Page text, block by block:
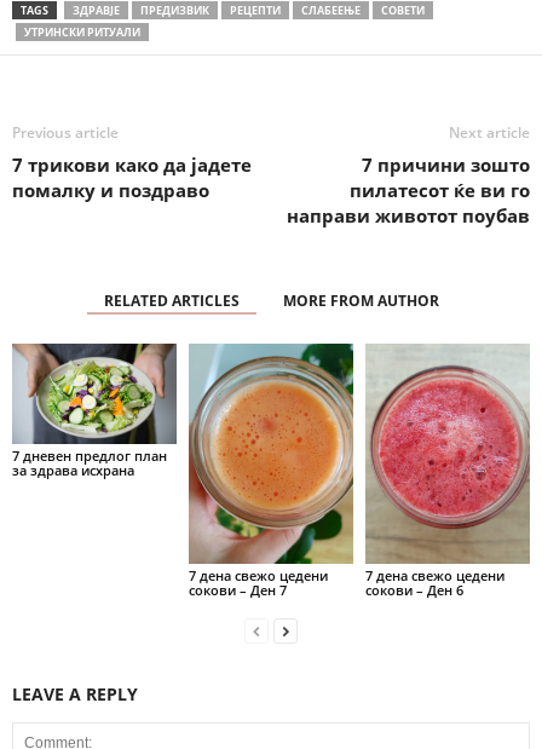
TAGS ЗДРАВЈЕ ПРЕДИЗВИК РЕЦЕПТИ СЛАБЕЕЊЕ
СОВЕТИ
УТРИНСКИ РИТУАЛИ
Previous article
7 трикови како да јадете
помалку и поздраво
Next article
7 причини зошто
пилатесот ќе ви го
направи животот поубав
RELATED ARTICLES MORE FROM AUTHOR
7 дневен предлог план
за здрава исхрана
7 дена свежо цедени
сокови – Ден 7
7 дена свежо цедени
сокови – Ден 6
LEAVE A REPLY